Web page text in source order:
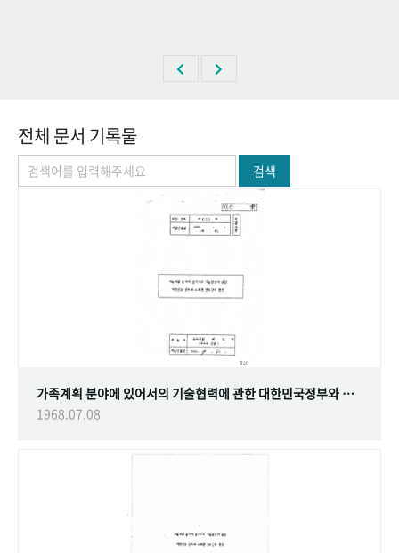
전체 문서 기록물
검색
가족계획 분야에 있어서의 기술협력에 관한 대한민국정부와 스웨덴 정부간의 협정
1968.07.08